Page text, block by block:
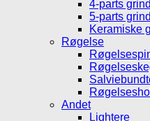
4-parts
5-parts
Keramiske
Røgelse
Andet
Lightere